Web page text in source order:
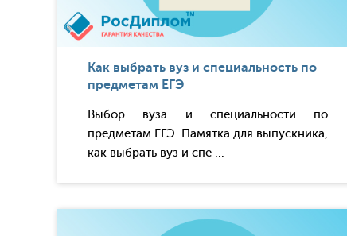
Как выбрать вуз и специальность по
предметам ЕГЭ
Выбор вуза и специальности по
предметам ЕГЭ. Памятка для выпускника,
как выбрать вуз и спе ...